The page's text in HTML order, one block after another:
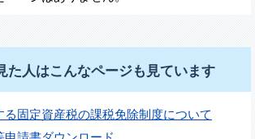
た人はこんなページも見ています
る固定資産税の課税免除制度について